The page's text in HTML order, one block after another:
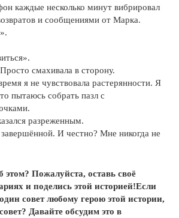
каждые несколько минут вибрировал
и сообщениями от Марка.
смахивала в сторону.
я не чувствовала растерянности. Я
пытаюсь собрать пазл с
разреженным.
завершённой. И честно? Мне никогда не
Пожалуйста, оставь своё
и поделись этой историей!Если
совет любому герою этой истории,
Давайте обсудим это в